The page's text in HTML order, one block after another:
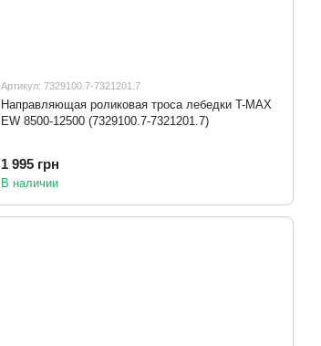
Артикул: 7329100.7-7321201.7
Направляющая роликовая троса лебедки T-MAX
EW 8500-12500 (7329100.7-7321201.7)
1 995 грн
В наличии